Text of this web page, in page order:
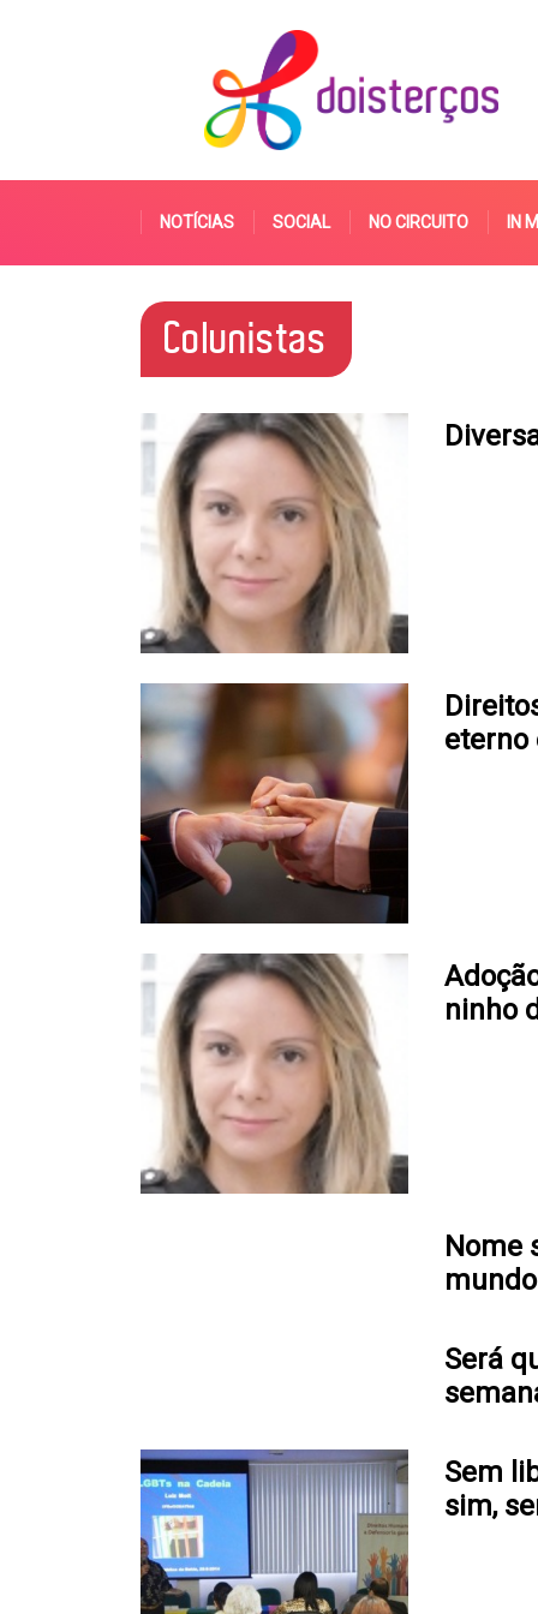
NOTÍCIAS SOCIAL NO CIRCUITO IN
Colunistas
eterno
ninho
Nome
Será
Sem
sim,